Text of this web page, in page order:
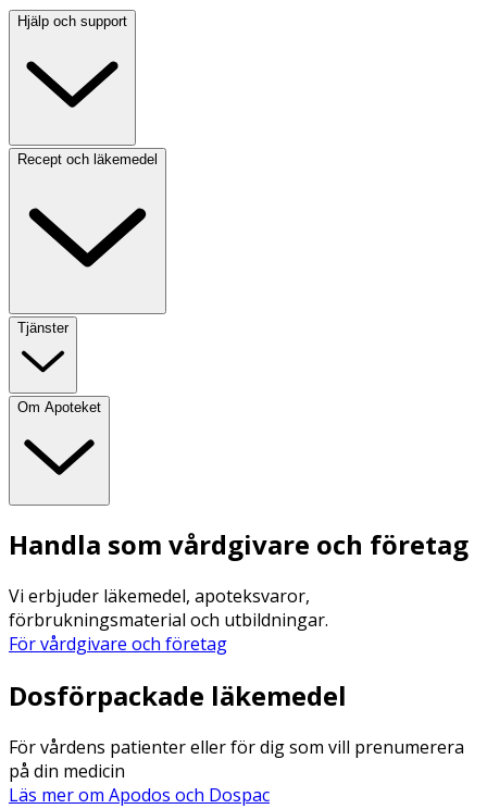
Hjälp och support
Recept och läkemedel
Tjänster
Om Apoteket
Handla som vårdgivare och företag
Vi erbjuder läkemedel, apoteksvaror,
förbrukningsmaterial och utbildningar.
För vårdgivare och företag
Dosförpackade läkemedel
För vårdens patienter eller för dig som vill prenumerera
på din medicin
Läs mer om Apodos och Dospac